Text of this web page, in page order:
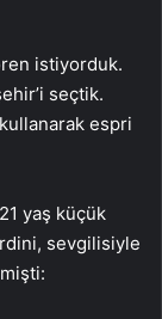
istiyorduk.
seçtik.
espri
yaş küçük
sevgilisiyle